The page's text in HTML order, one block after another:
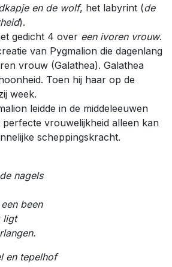
en de wolf, het labyrint (de
).
gedicht 4 over een ivoren vrouw.
van Pygmalion die dagenlang
vrouw (Galathea). Galathea
Toen hij haar op de
week.
leidde in de middeleeuwen
perfecte vrouwelijkheid alleen kan
scheppingskracht.
nagels
been
ligt
en tepelhof